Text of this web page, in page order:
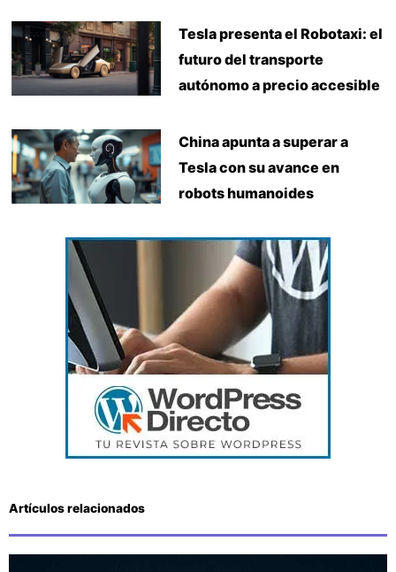
Tesla presenta el Robotaxi: el
futuro del transporte
autónomo a precio accesible
China apunta a superar a
Tesla con su avance en
robots humanoides
Artículos relacionados